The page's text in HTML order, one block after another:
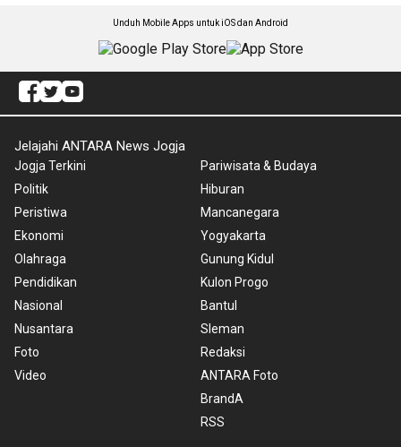
Unduh Mobile Apps untuk iOS dan Android
Jelajahi ANTARA News Jogja
Jogja Terkini
Politik
Peristiwa
Ekonomi
Olahraga
Pendidikan
Nasional
Nusantara
Foto
Video
Pariwisata & Budaya
Hiburan
Mancanegara
Yogyakarta
Gunung Kidul
Kulon Progo
Bantul
Sleman
Redaksi
ANTARA Foto
BrandA
RSS